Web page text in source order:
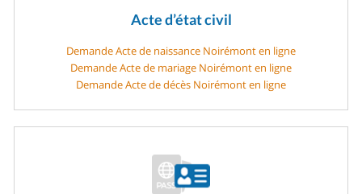
Acte d’état civil
Demande Acte de naissance Noirémont en ligne
Demande Acte de mariage Noirémont en ligne
Demande Acte de décès Noirémont en ligne